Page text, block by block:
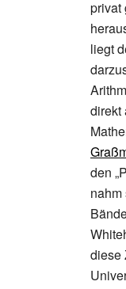
privat
liegt
direkt
den
diese